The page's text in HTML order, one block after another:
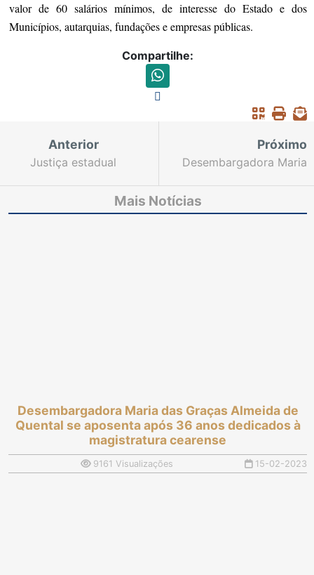
valor de 60 salários mínimos, de interesse do Estado e dos
Municípios, autarquias, fundações e empresas públicas.
Compartilhe:
Anterior
Justiça estadual
a prisão em flagrante
de oito suspeitos de
Próximo
Desembargadora Maria
Quental se aposenta
após 36 anos
Mais Notícias
Desembargadora Maria das Graças Almeida de
Quental se aposenta após 36 anos dedicados à
magistratura cearense
9161 Visualizações 15-02-2023